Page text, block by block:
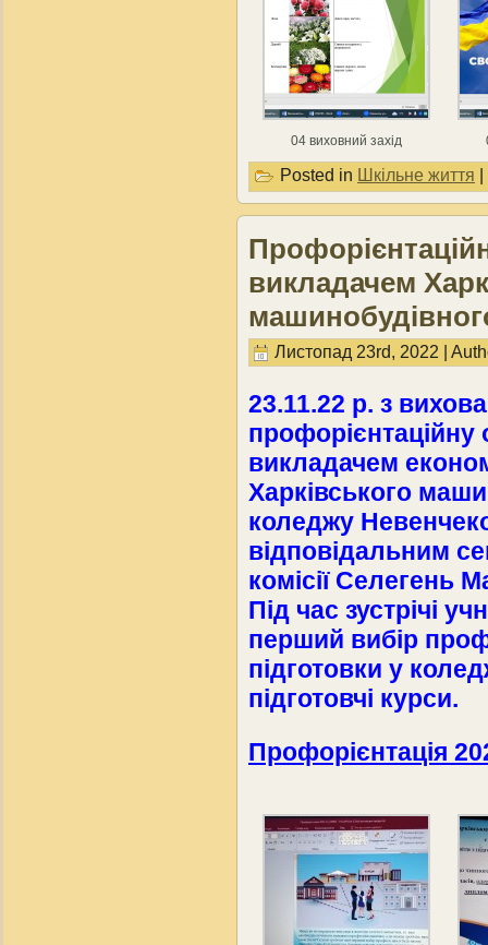
04 виховний захід
Posted in Шкільне життя
викладачем
Листопад 23rd, 2022 |
23.11.22 р. з
профорієнтаційну
викладачем
Харківського
коледжу
відповідальним
комісії Селегень
Під час зустрічі
перший вибір
підготовки у
підготовчі курси.
Профорієнтація